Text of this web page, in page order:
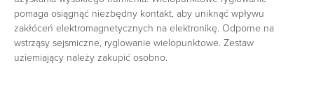
pomaga osiągnąć niezbędny kontakt, aby uniknąć wpływu
zakłóceń elektromagnetycznych na elektronikę. Odporne na
wstrząsy sejsmiczne, ryglowanie wielopunktowe. Zestaw
uziemiający należy zakupić osobno.